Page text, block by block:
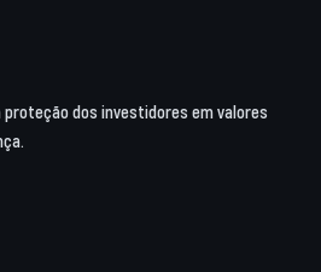
dos investidores em valores